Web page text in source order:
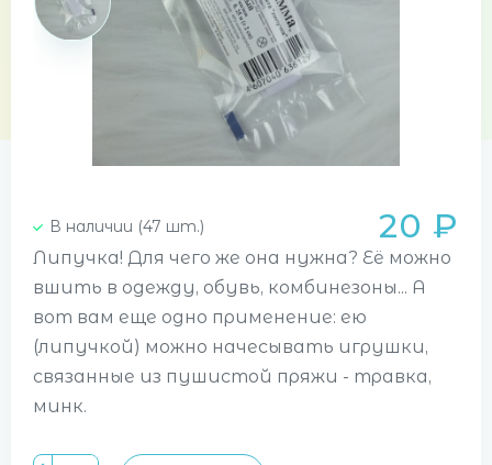
В наличии (47 шт.) 20 ₽
Липучка! Для чего же она нужна? Её можно
вшить в одежду, обувь, комбинезоны... А
вот вам еще одно применение: ею
(липучкой) можно начесывать игрушки,
связанные из пушистой пряжи - травка,
минк.